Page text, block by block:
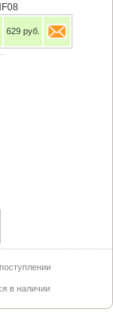
629 руб.
в наличии